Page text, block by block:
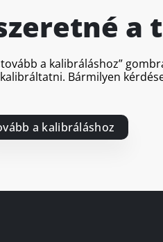
a
a kalibráláshoz”
Bármilyen
a kalibráláshoz